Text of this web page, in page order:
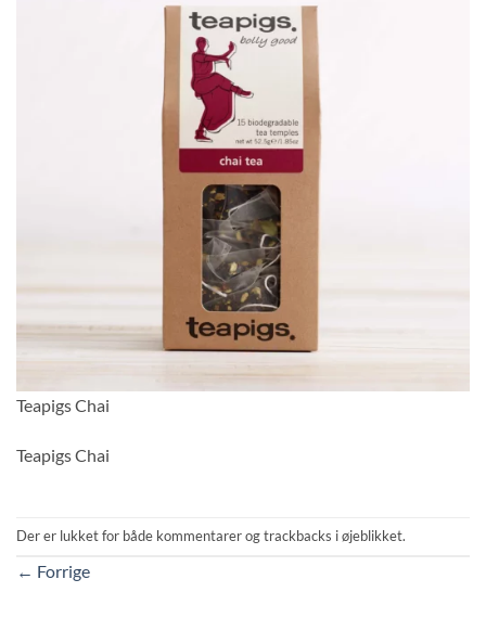
Teapigs Chai
Teapigs Chai
Der er lukket for både kommentarer og trackbacks i øjeblikket.
← Forrige